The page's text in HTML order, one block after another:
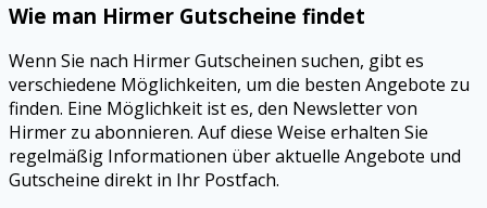
Wie man Hirmer Gutscheine findet
Wenn Sie nach Hirmer Gutscheinen suchen, gibt es
verschiedene Möglichkeiten, um die besten Angebote zu
finden. Eine Möglichkeit ist es, den Newsletter von
Hirmer zu abonnieren. Auf diese Weise erhalten Sie
regelmäßig Informationen über aktuelle Angebote und
Gutscheine direkt in Ihr Postfach.